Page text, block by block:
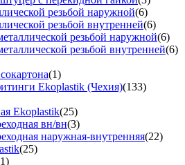
резьбой наружной(6)
резьбой внутренней(6)
резьбой наружной(6)
резьбой внутренней(6)
(1)
Ekoplastik (Чехия)(133)
Ekoplastik(25)
вн/вн(3)
наружная-внутренняя(22)
(25)